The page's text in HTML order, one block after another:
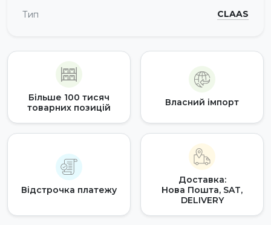
Тип CLAAS
Більше 100 тисяч
товарних позицій
Власний імпорт
Відстрочка платежу
Доставка:
Нова Пошта, SAT,
DELIVERY